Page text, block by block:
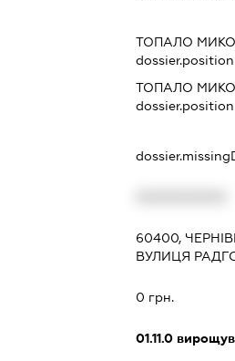
ТОПАЛО
ТОПАЛО
60400,
ВУЛИЦЯ
0 грн.
01.11.0